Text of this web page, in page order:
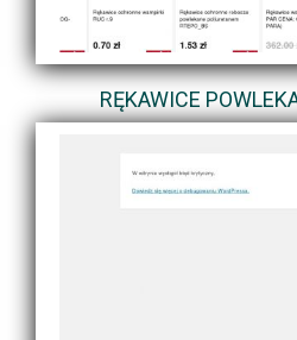
RĘKAWICE